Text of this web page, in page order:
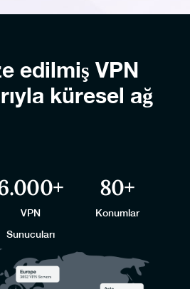
edilmiş VPN
küresel ağ
+
VPN
Sunucuları
80+
Konumlar